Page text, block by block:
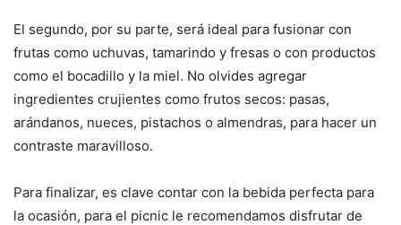
El segundo, por su parte, será ideal para fusionar con
frutas como uchuvas, tamarindo y fresas o con productos
como el bocadillo y la miel. No olvides agregar
ingredientes crujientes como frutos secos: pasas,
arándanos, nueces, pistachos o almendras, para hacer un
contraste maravilloso.
Para finalizar, es clave contar con la bebida perfecta para
la ocasión, para el picnic le recomendamos disfrutar de